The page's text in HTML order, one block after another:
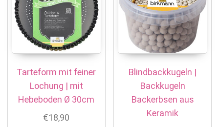
Tarteform mit feiner
Lochung | mit
Hebeboden Ø 30cm
€18,90
Blindbackkugeln |
Backkugeln
Backerbsen aus
Keramik